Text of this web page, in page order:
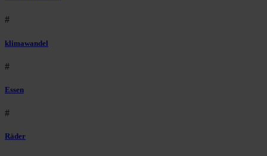
#
klimawandel
#
Essen
#
Räder